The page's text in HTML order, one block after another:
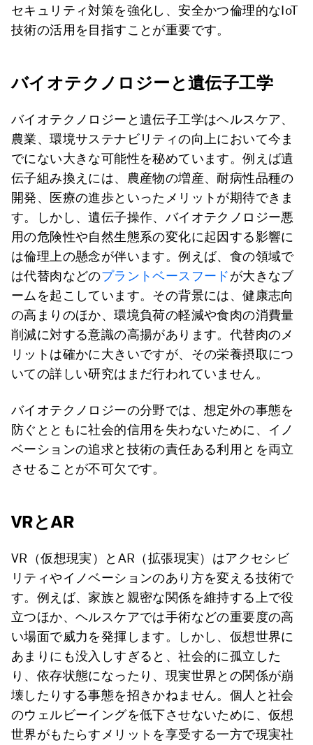
セキュリティ対策を強化し、安全かつ倫理的なIoT
技術の活用を目指すことが重要です。
バイオテクノロジーと遺伝子工学
バイオテクノロジーと遺伝子工学はヘルスケア、
農業、環境サステナビリティの向上において今ま
でにない大きな可能性を秘めています。例えば遺
伝子組み換えには、農産物の増産、耐病性品種の
開発、医療の進歩といったメリットが期待できま
す。しかし、遺伝子操作、バイオテクノロジー悪
用の危険性や自然生態系の変化に起因する影響に
は倫理上の懸念が伴います。例えば、食の領域で
は代替肉などのプラントベースフードが大きなブ
ームを起こしています。その背景には、健康志向
の高まりのほか、環境負荷の軽減や食肉の消費量
削減に対する意識の高揚があります。代替肉のメ
リットは確かに大きいですが、その栄養摂取につ
いての詳しい研究はまだ行われていません。
バイオテクノロジーの分野では、想定外の事態を
防ぐとともに社会的信用を失わないために、イノ
ベーションの追求と技術の責任ある利用とを両立
させることが不可欠です。
VRとAR
VR（仮想現実）とAR（拡張現実）はアクセシビ
リティやイノベーションのあり方を変える技術で
す。例えば、家族と親密な関係を維持する上で役
立つほか、ヘルスケアでは手術などの重要度の高
い場面で威力を発揮します。しかし、仮想世界に
あまりにも没入しすぎると、社会的に孤立した
り、依存状態になったり、現実世界との関係が崩
壊したりする事態を招きかねません。個人と社会
のウェルビーイングを低下させないために、仮想
世界がもたらすメリットを享受する一方で現実社